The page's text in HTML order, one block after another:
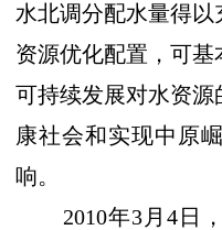
水北调分配水量得
资源优化配置，可
可持续发展对水资
康社会和实现中原
响。
2010年3月 4日